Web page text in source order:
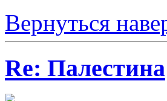
Вернуться
Re: Палестина